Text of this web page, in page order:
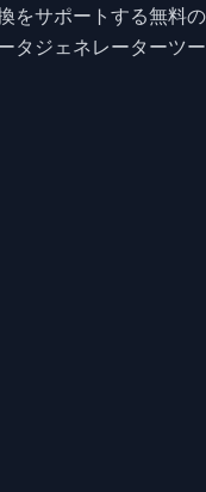
をサポートする無料の
タジェネレーターツー